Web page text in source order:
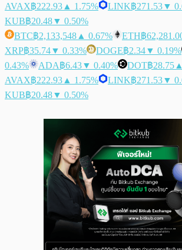
AVAX฿222.93 ▲ 1.75% LINK฿271.53▼
KUB฿20.48▼ 0.50%
BTC฿2,133,548 ▲ 0.67% ETH฿
XRP฿35.74▼ 0.33% DOGE฿2.34▼ 0.19%
0.43%
ADA฿6.43▼ 0.40% DOT฿28.75
AVAX฿222.93 ▲ 1.75% LINK฿271.53▼
KUB฿20.48▼ 0.50%